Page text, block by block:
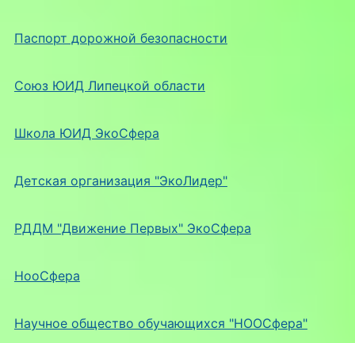
Паспорт дорожной безопасности
Союз ЮИД Липецкой области
Школа ЮИД ЭкоСфера
Детская организация "ЭкоЛидер"
РДДМ "Движение Первых" ЭкоСфера
НооСфера
Научное общество обучающихся "НООСфера"